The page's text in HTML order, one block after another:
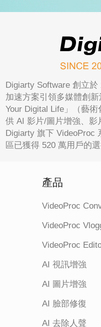
Digiarty Software 創立
加速方案引領多媒體創
Your Digital Life」（藝
供 AI 影片/圖片增強、影
Digiarty 旗下 VideoProc
區已獲得 520 萬用戶的選
產品
VideoProc
VideoProc
VideoProc
AI 視訊增強
AI 圖片增強
AI 臉部修復
AI 去除人聲